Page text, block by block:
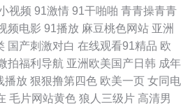
视频 91激情 91干啪啪 青青操青青
频电影 91播放 麻豆桃色网站 亚洲
国产刺激对白 在线观看91精品 欧
拍福利导航 亚洲欧美国产日韩 成年
播放 狠狠撸第四色 欧美一页 女同电
毛片网站黄色 狼人三级片 高清男